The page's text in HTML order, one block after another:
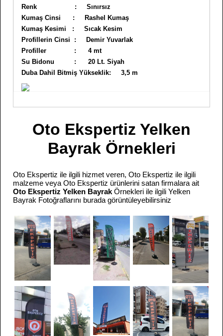
Renk : Sınırsız
Kumaş Cinsi : Rashel Kumaş
Kumaş Kesimi : Sıcak Kesim
Profillerin Cinsi : Demir Yuvarlak
Profiller : 4 mt
Su Bidonu : 20 Lt. Siyah
Duba Dahil Bitmiş Yükseklik: 3,5 m
Oto Ekspertiz Yelken
Bayrak Örnekleri
Oto Ekspertiz ile ilgili hizmet veren, Oto Ekspertiz ile ilgili
malzeme veya Oto Ekspertiz ürünlerini satan firmalara ait
Oto Ekspertiz Yelken Bayrak Örnekleri ile ilgili Yelken
Bayrak Fotoğraflarını burada görüntüleyebilirsiniz